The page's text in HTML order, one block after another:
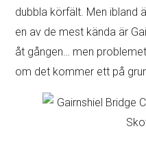
dubbla körfält. Men ibland
en av de mest kända är
åt gången… men
om det kommer ett på